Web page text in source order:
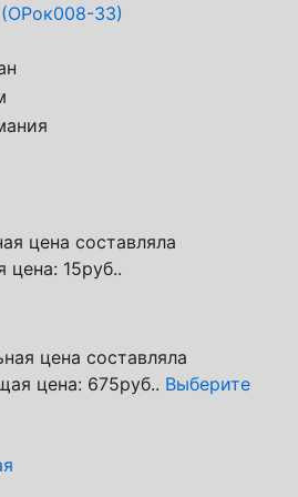
(ОРок008-33)
цена составляла
цена: 15руб..
цена составляла
цена: 675руб.. Выберите